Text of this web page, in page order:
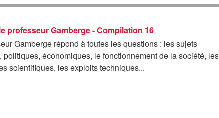
professeur Gamberge - Compilation 16
Gamberge répond à toutes les questions : les sujets
politiques, économiques, le fonctionnement de la société, les
scientifiques, les exploits techniques...